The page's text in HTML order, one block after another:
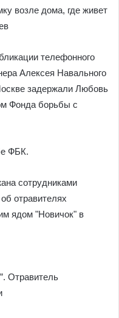
возле дома, где живет
телефонного
Алексея Навального
задержали Любовь
Фонда борьбы с
ФБК.
сотрудниками
отравителях
ядом "Новичок" в
Отравитель